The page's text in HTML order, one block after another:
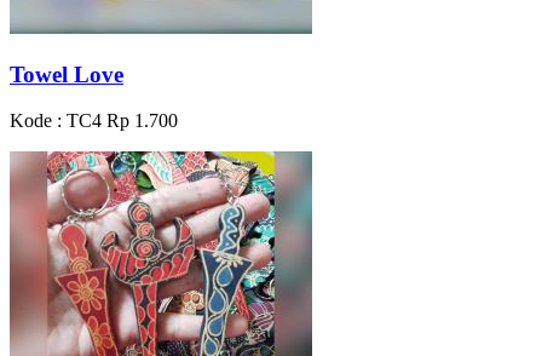
Towel Love
Kode : TC4 Rp 1.700